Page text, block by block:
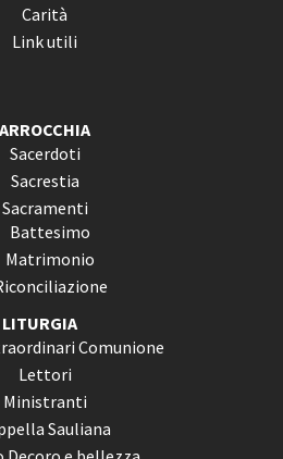
Carità
Link utili
Sacerdoti
Sacrestia
Sacramenti
Battesimo
Matrimonio
LITURGIA
Comunione
Lettori
Ministranti
Sauliana